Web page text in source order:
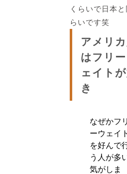
くらいで日本と
らいです笑
アメリカ
はフリー
ェイト
き
なぜかフリ
ーウェイト
を好んで
う人が多
気がしま